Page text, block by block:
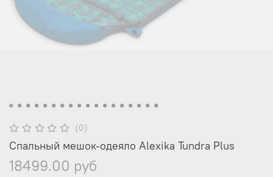
(0)
Спальный мешок-одеяло Alexika Tundra Plus
18499.00 руб